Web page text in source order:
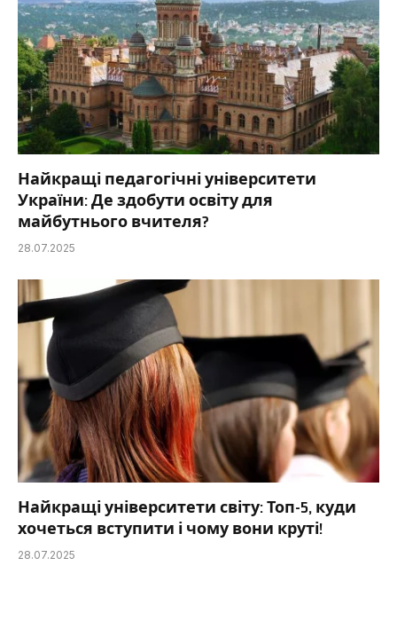
Найкращі педагогічні університети
України: Де здобути освіту для
майбутнього вчителя?
28.07.2025
Найкращі університети світу: Топ-5, куди
хочеться вступити і чому вони круті!
28.07.2025